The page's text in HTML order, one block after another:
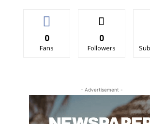
0
Fans
0
Followers
- Advertisement -